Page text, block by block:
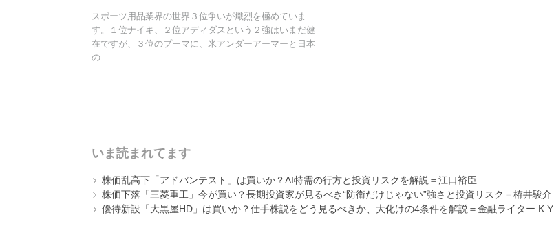
スポーツ用品業界の世界３位争いが熾烈を極めていま
す。１位ナイキ、２位アディダスという２強はいまだ健
在ですが、３位のプーマに、米アンダーアーマーと日本
の…
いま読まれてます
株価乱高下「アドバンテスト」は買いか？AI特需の行方と投資リスクを解説＝江口裕臣
株価下落「三菱重工」今が買い？長期投資家が見るべき“防衛だけじゃない”強さと投資リスク＝栫井駿介
優待新設「大黒屋HD」は買いか？仕手株説をどう見るべきか、大化けの4条件を解説＝金融ライター K.Y